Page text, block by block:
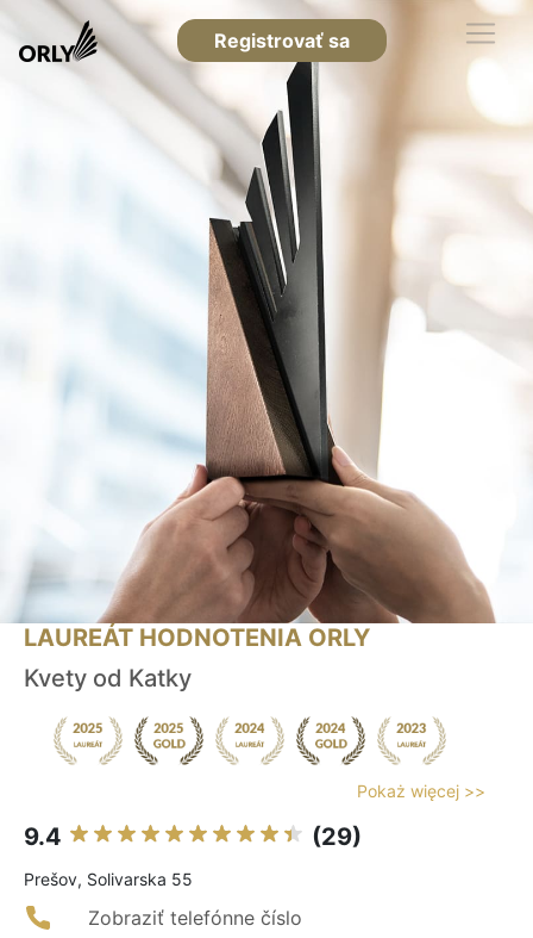
Registrovať sa
LAUREÁT HODNOTENIA ORLY
Kvety od Katky
Pokaż więcej >>
9.4 (29)
Prešov, Solivarska 55
Zobraziť telefónne číslo